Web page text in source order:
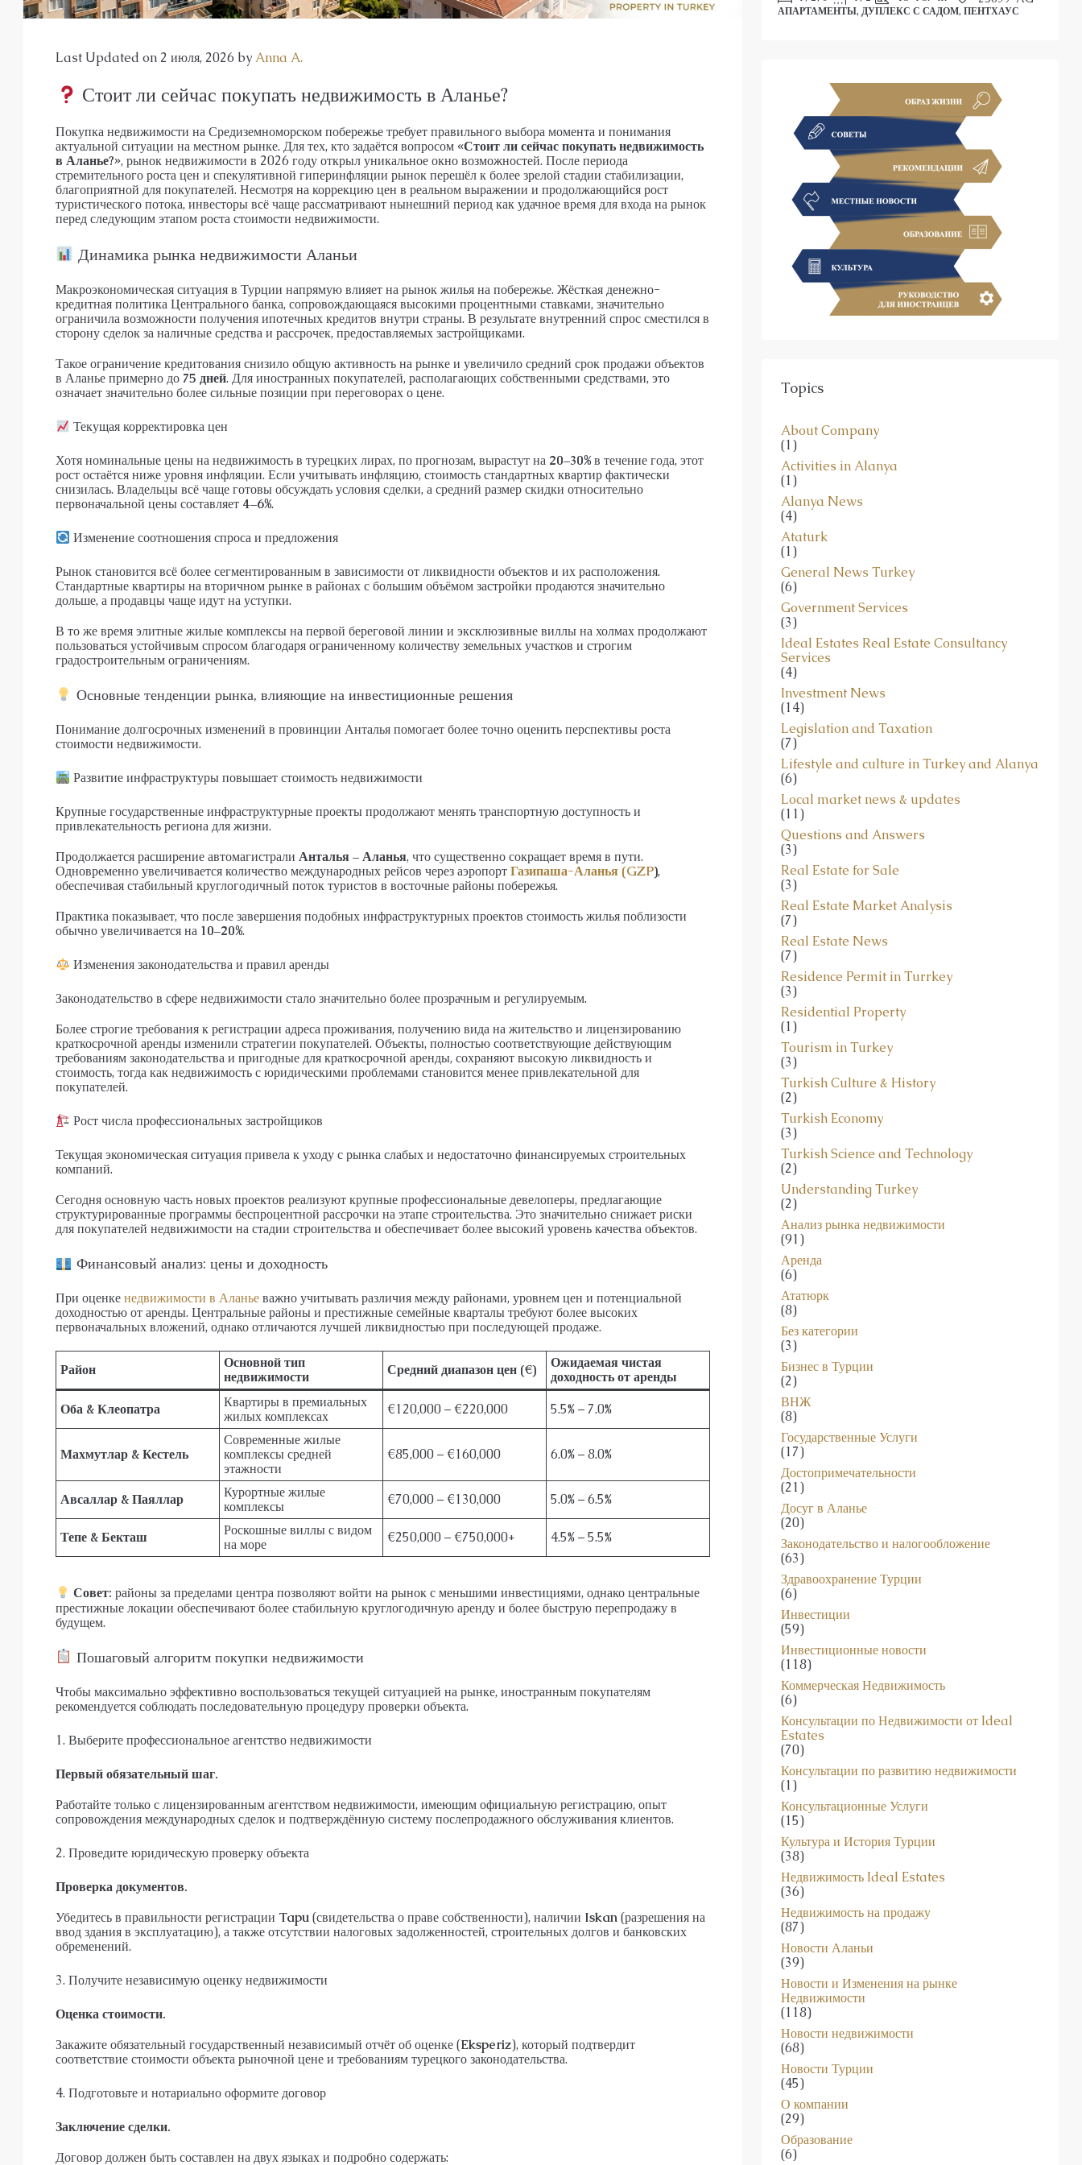
Last Updated on 2 июля, 2026 byAnna A.
Стоит ли сейчас покупать недвижимость в Аланье?
Покупка недвижимости на Средиземноморском побережье требует правильного выбора момента и понимания
актуальной ситуации на местном рынке. Для тех, кто задаётся вопросом«Стоит ли сейчас покупать недвижимость
в Аланье?», рынок недвижимости в 2026 году открыл уникальное окно возможностей. После периода
стремительного роста цен и спекулятивной гиперинфляции рынок перешёл к более зрелой стадии стабилизации,
благоприятной для покупателей. Несмотря на коррекцию цен в реальном выражении и продолжающийся рост
туристического потока, инвесторы всё чаще рассматривают нынешний период как удачное время для входа на рынок
перед следующим этапом роста стоимости недвижимости.
Динамика рынка недвижимости Аланьи
Макроэкономическая ситуация в Турции напрямую влияет на рынок жилья на побережье. Жёсткая денежно-
кредитная политика Центрального банка, сопровождающаяся высокими процентными ставками, значительно
ограничила возможности получения ипотечных кредитов внутри страны. В результате внутренний спрос сместился в
сторону сделок за наличные средства и рассрочек, предоставляемых застройщиками.
Такое ограничение кредитования снизило общую активность на рынке и увеличило средний срок продажи объектов
в Аланье примерно до 75 дней. Для иностранных покупателей, располагающих собственными средствами, это
означает значительно более сильные позиции при переговорах о цене.
Текущая корректировка цен
Хотя номинальные цены на недвижимость в турецких лирах, по прогнозам, вырастут на 20–30%в течение года, этот
рост остаётся ниже уровня инфляции. Если учитывать инфляцию, стоимость стандартных квартир фактически
снизилась. Владельцы всё чаще готовы обсуждать условия сделки, а средний размер скидки относительно
первоначальной цены составляет 4–6%.
Изменение соотношения спроса и предложения
Рынок становится всё более сегментированным в зависимости от ликвидности объектов и их расположения.
Стандартные квартиры на вторичном рынке в районах с большим объёмом застройки продаются значительно
дольше, а продавцы чаще идут на уступки.
В то же время элитные жилые комплексы на первой береговой линии и эксклюзивные виллы на холмах продолжают
пользоваться устойчивым спросом благодаря ограниченному количеству земельных участков и строгим
градостроительным ограничениям.
Основные тенденции рынка, влияющие на инвестиционные решения
Понимание долгосрочных изменений в провинции Анталья помогает более точно оценить перспективы роста
стоимости недвижимости.
Развитие инфраструктуры повышает стоимость недвижимости
Крупные государственные инфраструктурные проекты продолжают менять транспортную доступность и
привлекательность региона для жизни.
Продолжается расширение автомагистрали Анталья – Аланья, что существенно сокращает время в пути.
Одновременно увеличивается количество международных рейсов через аэропортГазипаша-Аланья (GZP),
обеспечивая стабильный круглогодичный поток туристов в восточные районы побережья.
Практика показывает, что после завершения подобных инфраструктурных проектов стоимость жилья поблизости
обычно увеличивается на 10–20%.
Изменения законодательства и правил аренды
Законодательство в сфере недвижимости стало значительно более прозрачным и регулируемым.
Более строгие требования к регистрации адреса проживания, получению вида на жительство и лицензированию
краткосрочной аренды изменили стратегии покупателей. Объекты, полностью соответствующие действующим
требованиям законодательства и пригодные для краткосрочной аренды, сохраняют высокую ликвидность и
стоимость, тогда как недвижимость с юридическими проблемами становится менее привлекательной для
покупателей.
Рост числа профессиональных застройщиков
Текущая экономическая ситуация привела к уходу с рынка слабых и недостаточно финансируемых строительных
компаний.
Сегодня основную часть новых проектов реализуют крупные профессиональные девелоперы, предлагающие
структурированные программы беспроцентной рассрочки на этапе строительства. Это значительно снижает риски
для покупателей недвижимости на стадии строительства и обеспечивает более высокий уровень качества объектов.
Финансовый анализ: цены и доходность
При оценкенедвижимости в Аланьеважно учитывать различия между районами, уровнем цен и потенциальной
доходностью от аренды. Центральные районы и престижные семейные кварталы требуют более высоких
первоначальных вложений, однако отличаются лучшей ликвидностью при последующей продаже.
Район
Основной тип
недвижимости
Средний диапазон цен (€)
Ожидаемая чистая
доходность от аренды
Оба & Клеопатра
Квартиры в премиальных
жилых комплексах
€120,000 – €220,000 5.5% – 7.0%
Махмутлар & Кестель
Современные жилые
комплексы средней
этажности
€85,000 – €160,000 6.0% – 8.0%
Авсаллар & Паяллар
Курортные жилые
комплексы
€70,000 – €130,000 5.0% – 6.5%
Тепе & Бекташ
Роскошные виллы с видом
на море
€250,000 – €750,000+ 4.5% – 5.5%
Совет: районы за пределами центра позволяют войти на рынок с меньшими инвестициями, однако центральные
престижные локации обеспечивают более стабильную круглогодичную аренду и более быструю перепродажу в
будущем.
Пошаговый алгоритм покупки недвижимости
Чтобы максимально эффективно воспользоваться текущей ситуацией на рынке, иностранным покупателям
рекомендуется соблюдать последовательную процедуру проверки объекта.
1. Выберите профессиональное агентство недвижимости
Первый обязательный шаг.
Работайте только с лицензированным агентством недвижимости, имеющим официальную регистрацию, опыт
сопровождения международных сделок и подтверждённую систему послепродажного обслуживания клиентов.
2. Проведите юридическую проверку объекта
Проверка документов.
Убедитесь в правильности регистрации Tapu(свидетельства о праве собственности), наличии Iskan(разрешения на
ввод здания в эксплуатацию), а также отсутствии налоговых задолженностей, строительных долгов и банковских
обременений.
3. Получите независимую оценку недвижимости
Оценка стоимости.
Закажите обязательный государственный независимый отчёт об оценке (Eksperiz), который подтвердит
соответствие стоимости объекта рыночной цене и требованиям турецкого законодательства.
4. Подготовьте и нотариально оформите договор
Заключение сделки.
Договор должен быть составлен на двух языках и подробно содержать:
АПАРТАМЕНТЫ, ДУПЛЕКС С САДОМ, ПЕНТХАУС
26026-LI
АПАРТАМЕНТЫ, ДУПЛЕКС С САДОМ, ПЕНТХАУС
Topics
About Company
(1)
Activities in Alanya
(1)
Alanya News
(4)
Ataturk
(1)
General News Turkey
(6)
Government Services
(3)
Ideal Estates Real Estate Consultancy
Services
(4)
Investment News
(14)
Legislation and Taxation
(7)
Lifestyle and culture in Turkey and Alanya
(6)
Local market news & updates
(11)
Questions and Answers
(3)
Real Estate for Sale
(3)
Real Estate Market Analysis
(7)
Real Estate News
(7)
Residence Permit in Turrkey
(3)
Residential Property
(1)
Tourism in Turkey
(3)
Turkish Culture & History
(2)
Turkish Economy
(3)
Turkish Science and Technology
(2)
Understanding Turkey
(2)
Анализ рынка недвижимости
(91)
Аренда
(6)
Ататюрк
(8)
Без категории
(3)
Бизнес в Турции
(2)
ВНЖ
(8)
Государственные Услуги
(17)
Достопримечательности
(21)
Досуг в Аланье
(20)
Законодательство и налогообложение
(63)
Здравоохранение Турции
(6)
Инвестиции
(59)
Инвестиционные новости
(118)
Коммерческая Недвижимость
(6)
Консультации по Недвижимости от Ideal
Estates
(70)
Консультации по развитию недвижимости
(1)
Консультационные Услуги
(15)
Культура и История Турции
(38)
Недвижимость Ideal Estates
(36)
Недвижимость на продажу
(87)
Новости Аланьи
(39)
Новости и Изменения на рынке
Недвижимости
(118)
Новости недвижимости
(68)
Новости Турции
(45)
О компании
(29)
Образование
(6)